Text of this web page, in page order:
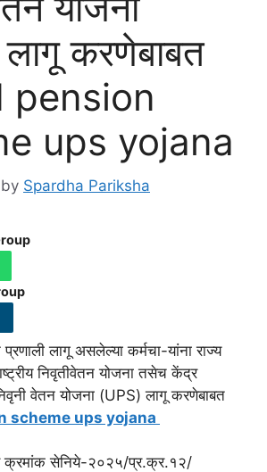
करणेबाबत
pension
ups yojana
by Spardha Pariksha
प्रणाली लागू असलेल्या कर्मचा-यांना राज्य
निवृतीवेतन योजना तसेच केंद्र
वेतन योजना (UPS) लागू करणेबाबत
scheme ups yojana
क्रमांक सेनिये-२०२५/प्र.क्र.१२/